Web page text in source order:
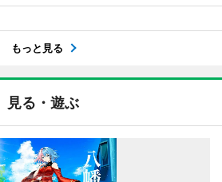
もっと見る
見る・遊ぶ